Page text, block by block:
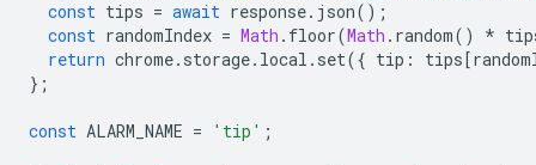
const tips = await response. json();
const randomIndex = Math . floor(Math . random() *
return chrome. storage. local . set({ tip : tips[
};
const ALARM_NAME = 'tip' ;